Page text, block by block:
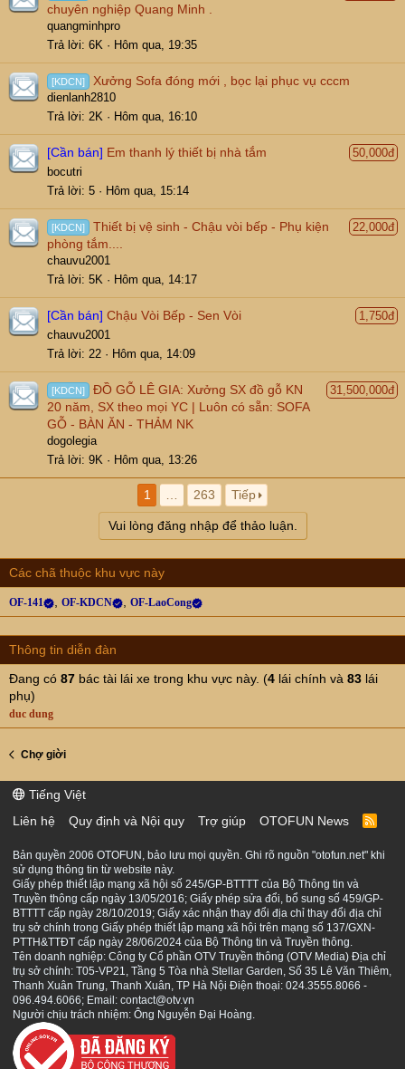
chuyên nghiệp Quang Minh .
quangminhpro
Trả lời 6K Hôm qua, 19:35
[KDCN] Xưởng Sofa đóng mới , bọc lại phục vụ cccm
dienlanh2810
Trả lời
2K Hôm qua, 16:10
50,000đ
[Cần bán] Em thanh lý thiết bị nhà tắm
bocutri
Trả lời 5 Hôm qua, 15:14
22,000đ
[KDCN]
Thiết bị vệ sinh - Chậu vòi bếp - Phụ kiện
phòng tắm....
chauvu2001
Trả lời 5K Hôm qua, 14:17
1,750đ
[Cần bán] Chậu Vòi Bếp - Sen Vòi
chauvu2001
Trả lời
22 Hôm qua, 14:09
31,500,000đ
[KDCN]
ĐỒ GỖ LÊ GIA: Xưởng SX đồ gỗ KN
20 năm, SX theo mọi YC | Luôn có sẵn: SOFA
GỖ - BÀN ĂN - THẢM NK
dogolegia
Trả lời 9K Hôm qua, 13:26
1 263 Tiếp
Vui lòng đăng nhập để thảo luận.
Các chã thuộc khu vực này
OF-141 OF-KDCN OF-LaoCong
Thông tin diễn đàn
Đang có 87 bác tài lái xe trong khu vực này. (4 lái chính và 83 lái
phụ)
duc dung
Chợ giời
Tiếng Việt
Liên hệ
Quy định và Nội quy Trợ giúp OTOFUN News
R
S
Bản quyền 2006 OTOFUN, bảo lưu mọi quyền. Ghi rõ nguồn "otofun.net" khi
sử dụng thông tin từ website này.
Giấy phép thiết lập mạng xã hội số 245/GP-BTTTT của Bộ Thông tin và
Truyền thông cấp ngày 13/05/2016; Giấy phép sửa đổi, bổ sung số 459/GP-
BTTTT cấp ngày 28/10/2019; Giấy xác nhận thay đổi địa chỉ thay đổi địa chỉ
trụ sở chính trong Giấy phép thiết lập mạng xã hội trên mạng số 137/GXN-
PTTH&TTĐT cấp ngày 28/06/2024 của Bộ Thông tin và Truyền thông.
Tên doanh nghiệp: Công ty Cổ phần OTV Truyền thông (OTV Media) Địa chỉ
trụ sở chính: T05-VP21, Tầng 5 Tòa nhà Stellar Garden, Số 35 Lê Văn Thiêm,
Thanh Xuân Trung, Thanh Xuân, TP Hà Nội Điện thoại: 024.3555.8066 -
096.494.6066; Email: contact@otv.vn
Người chịu trách nhiệm: Ông Nguyễn Đại Hoàng.